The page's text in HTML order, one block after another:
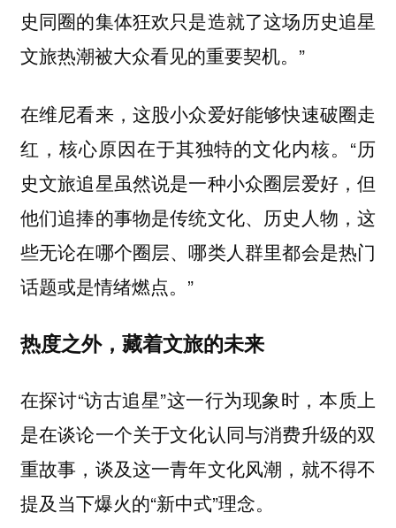
史同圈的集体狂欢只是造就了这场历史追星
文旅热潮被大众看见的重要契机。”
在维尼看来，这股小众爱好能够快速破圈走
红，核心原因在于其独特的文化内核。“历
史文旅追星虽然说是一种小众圈层爱好，但
他们追捧的事物是传统文化、历史人物，这
些无论在哪个圈层、哪类人群里都会是热门
话题或是情绪燃点。”
热度之外，藏着文旅的未来
在探讨“访古追星”这一行为现象时，本质上
是在谈论一个关于文化认同与消费升级的双
重故事，谈及这一青年文化风潮，就不得不
提及当下爆火的“新中式”理念。